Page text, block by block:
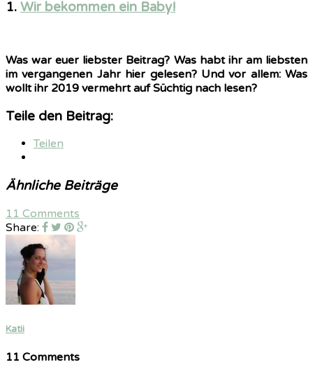
1. Wir bekommen ein Baby!
Was war euer liebster Beitrag? Was habt ihr am liebsten
im vergangenen Jahr hier gelesen? Und vor allem: Was
wollt ihr 2019 vermehrt auf Süchtig nach lesen?
Teile den Beitrag:
Teilen
Ähnliche Beiträge
11 Comments
Share:
Katii
11 Comments